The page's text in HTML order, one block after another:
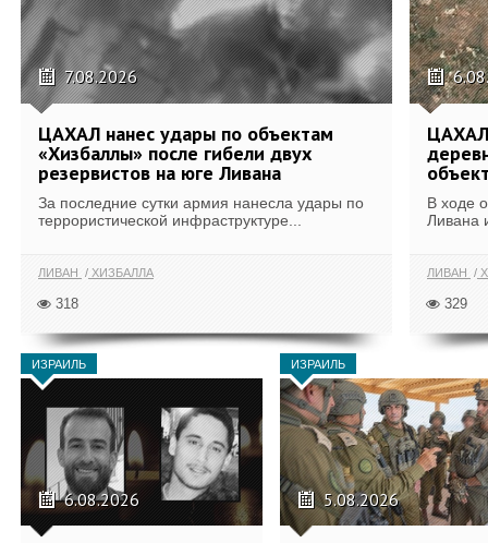
7.08.2026
ЦАХАЛ нанес удары по объектам
«Хизбаллы» после гибели двух
резервистов на юге Ливана
За последние сутки армия нанесла удары по
террористической инфраструктуре...
ЛИВАН ХИЗБАЛЛА
318
В ходе
Ливана
ЛИВАН
329
ИЗРАИЛЬ
6.08.2026
ИЗРАИЛЬ
5.08.2026